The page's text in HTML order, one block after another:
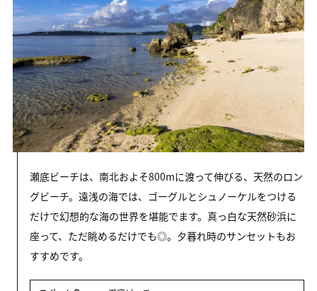
瀬底ビーチは、南北およそ800mに渡って伸びる、天然のロン
グビーチ。遠浅の海では、ゴーグルとシュノーケルをつける
だけで幻想的な海の世界を堪能でます。真っ白な天然砂浜に
座って、ただ眺めるだけでも◎。夕暮れ時のサンセットもお
すすめです。